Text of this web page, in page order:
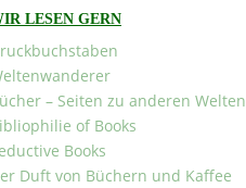
LESEN GERN
– Seiten zu anderen Welten
of Books
Books
Duft von Büchern und Kaffee